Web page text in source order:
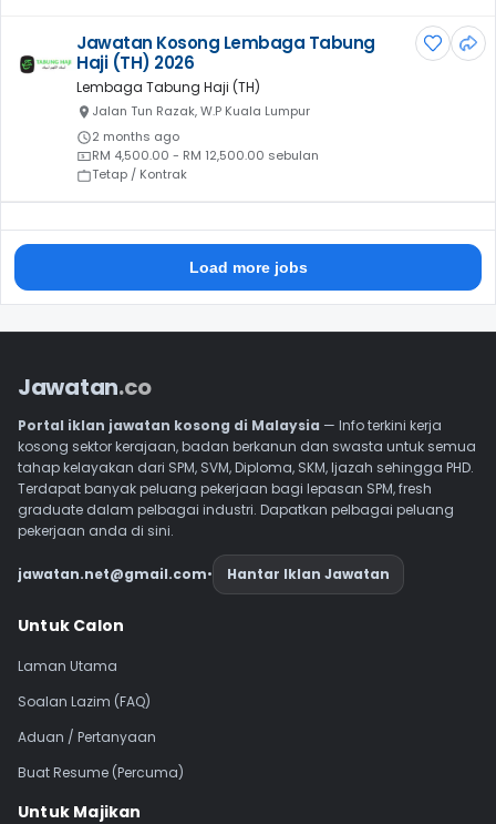
Jawatan Kosong Lembaga Tabung
Haji (TH) 2026
Lembaga Tabung Haji (TH)
Jalan Tun Razak, W.P Kuala Lumpur
2 months ago
RM 4,500.00 - RM 12,500.00 sebulan
Tetap / Kontrak
Load more jobs
Jawatan.co
Portal iklan jawatan kosong di Malaysia — Info terkini kerja
kosong sektor kerajaan, badan berkanun dan swasta untuk semua
tahap kelayakan dari SPM, SVM, Diploma, SKM, Ijazah sehingga PHD.
Terdapat banyak peluang pekerjaan bagi lepasan SPM, fresh
graduate dalam pelbagai industri. Dapatkan pelbagai peluang
pekerjaan anda di sini.
jawatan.net@gmail.com• Hantar Iklan Jawatan
Navigasi Footer
Untuk Calon
Laman Utama
Soalan Lazim (FAQ)
Aduan / Pertanyaan
Buat Resume (Percuma)
Untuk Majikan